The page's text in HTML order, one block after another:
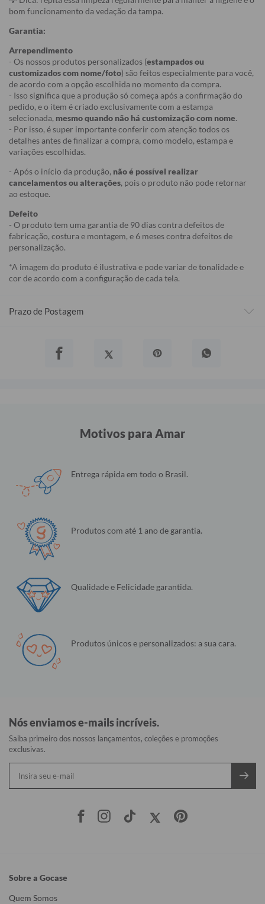
bom funcionamento da vedação da tampa.
Garantia:
Arrependimento
- Os nossos produtos personalizados (estampados ou
customizados com nome/foto) são feitos especialmente para você,
de acordo com a opção escolhida no momento da compra.
- Isso significa que a produção só começa após a confirmação do
pedido, e o item é criado exclusivamente com a estampa
selecionada, mesmo quando não há customização com nome.
- Por isso, é super importante conferir com atenção todos os
detalhes antes de finalizar a compra, como modelo, estampa e
variações escolhidas.
- Após o início da produção, não é possível realizar
cancelamentos ou alterações, pois o produto não pode retornar
ao estoque.
Defeito
- O produto tem uma garantia de 90 dias contra defeitos de
fabricação, costura e montagem, e 6 meses contra defeitos de
personalização.
*A imagem do produto é ilustrativa e pode variar de tonalidade e
cor de acordo com a configuração de cada tela.
Prazo de Postagem
Motivos para Amar
Entrega rápida em todo o Brasil.
Produtos com até 1 ano de garantia.
Qualidade e Felicidade garantida.
Produtos únicos e personalizados: a sua cara.
Nós enviamos e-mails incríveis.
Saiba primeiro dos nossos lançamentos, coleções e promoções
exclusivas.
Sobre a Gocase
Quem Somos